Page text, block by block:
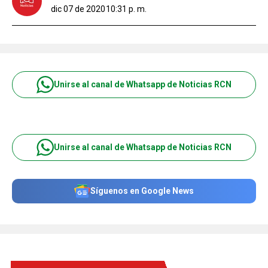
dic 07 de 202010:31 p. m.
Unirse al canal de Whatsapp de Noticias RCN
Unirse al canal de Whatsapp de Noticias RCN
Síguenos en Google News